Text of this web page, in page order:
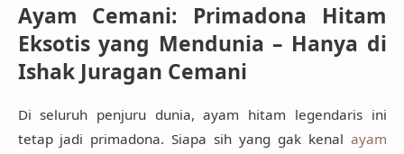
Ayam Cemani: Primadona Hitam
Eksotis yang Mendunia – Hanya di
Ishak Juragan Cemani
Di seluruh penjuru dunia,ayam hitam legendaris ini
tetap jadi primadona. Siapa sih yang gak kenal ayam